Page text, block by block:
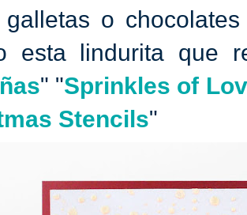
galletas o
esta lindurita que
" "Sprinkles of
Stencils"